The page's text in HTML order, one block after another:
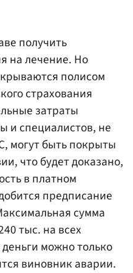
получить
на лечение. Но
полисом
страхования
затраты
и специалистов, не
могут быть покрыты
что будет доказано,
в платном
предписание
сумма
тыс. на всех
можно только
виновник аварии.